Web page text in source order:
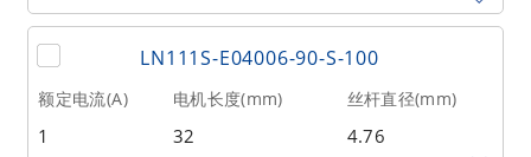
2 9 0.1
丝杆导程(mm) 丝杆长度(mm) 额定推力(N
@300RPM)
相数 转子惯量(g•cm²) 重量(kg)
LN111S-E04006-90-S-100
额定电流(A) 电机长度(mm) 丝杆直径(mm)
1 32 4.76